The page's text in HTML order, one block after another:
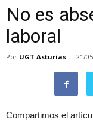
No es
laboral
Por UGT Asturias - 21/
Compartimos el